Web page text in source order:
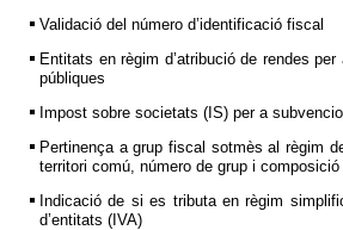
Validació del número d’identificació fiscal
Entitats en règim d’atribució de rendes
públiques
Impost sobre societats (IS) per a
Pertinença a grup fiscal sotmès al règim
territori comú, número de grup i composició
Indicació de si es tributa en règim
d’entitats (IVA)